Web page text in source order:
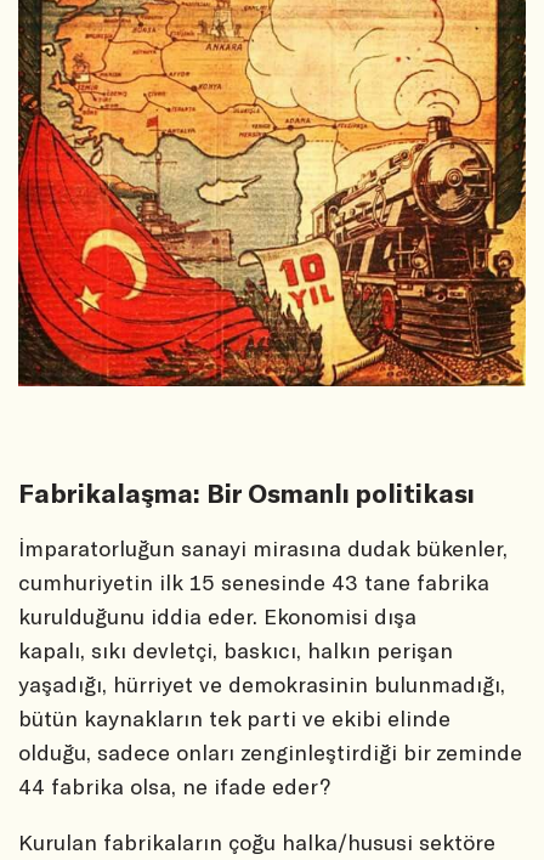
Fabrikalaşma: Bir Osmanlı politikası
İmparatorluğun sanayi mirasına dudak bükenler,
cumhuriyetin ilk 15 senesinde 43 tane fabrika
kurulduğunu iddia eder. Ekonomisi dışa
kapalı, sıkı devletçi, baskıcı, halkın perişan
yaşadığı, hürriyet ve demokrasinin bulunmadığı,
bütün kaynakların tek parti ve ekibi elinde
olduğu, sadece onları zenginleştirdiği bir zeminde
44 fabrika olsa, ne ifade eder?
Kurulan fabrikaların çoğu halka/hususi sektöre